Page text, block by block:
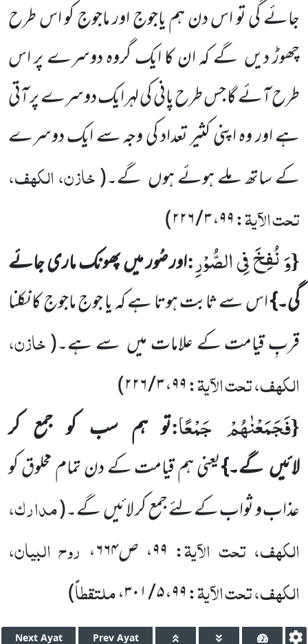
جائے گی تو اس دن ہم یاجوج اور ماجوج کو اس طرح
چھوڑ دیں گے کہ ان کا ایک گروہ دوسرے پر اس
طرح آئے گا جس طرح پانی کی لہر ایک دوسرے پر آتی
ہے اور وہ اپنی کثیر تعداد کی وجہ سے ایک دوسرے
کے ساتھ ملے ہوئے ہوں گے۔(خازن، الکہف،
تحت الآیۃ: ۹۹، ۳ / ۲۲۶ )
{وَ نُفِخَ فِی الصُّوْرِ:اور صُور میں پھونک ماری جائے
گی۔}اس سے ثابت ہوتا ہے کہ یا جوج ماجوج کا نکلنا
قربِ قیامتکے علامات میں سے ہے۔(خازن،
الکہف، تحت الآیۃ: ۹۹، ۳ / ۲۲۶ )
{فَجَمَعْنٰهُمْ جَمْعًا:تو ہم سب کو جمع کر
لائیںگے۔}یعنی ہم قیامت کے دن تمام مخلوق کو
عذاب و ثواب کے لئے جمع کر لائیںگے۔(مدارک،
الکہف، تحت الآیۃ: ۹۹، ص۶۶۴،
روح البیان،
الکہف، تحت الآیۃ: ۹۹، ۵ / ۳۰۱، ملتقطاً)
Next Ayat Prev Ayat